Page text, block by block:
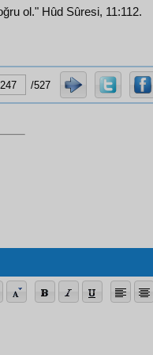
ol." Hûd Sûresi, 11:112.
/527